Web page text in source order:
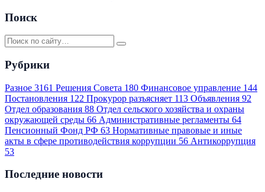
Поиск
Рубрики
Разное 3161 Решения Совета 180 Финансовое управление 144
Постановления 122 Прокурор разъясняет 113 Объявления 92
Отдел образования 88 Отдел сельского хозяйства и охраны
окружающей среды 66 Административные регламенты 64
Пенсионный Фонд РФ 63 Нормативные правовые и иные
акты в сфере противодействия коррупции 56 Антикоррупция
53
Последние новости